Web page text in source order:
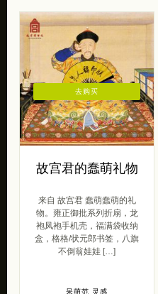
故宫君的蠢萌礼物
来自 故宫君 蠢萌蠢萌的礼
物。雍正御批系列折扇，龙
袍凤袍手机壳，福满袋收纳
盒，格格/状元郎书签，八旗
不倒翁娃娃 […]
呆萌范 灵感
去购买